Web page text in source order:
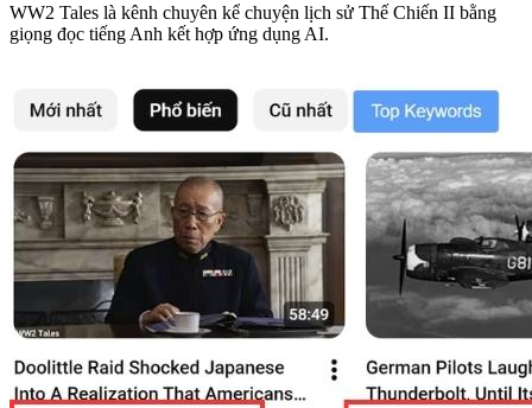
WW2 Tales là kênh chuyên kể chuyện lịch sử Thế Chiến II bằng
giọng đọc tiếng Anh kết hợp ứng dụng AI.